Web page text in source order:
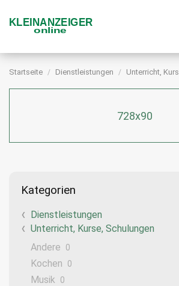
Startseite Dienstleistungen Unterricht,
728x90
Kategorien
Dienstleistungen
Unterricht, Kurse, Schulungen
Andere
0
Kochen 0
Musik 0